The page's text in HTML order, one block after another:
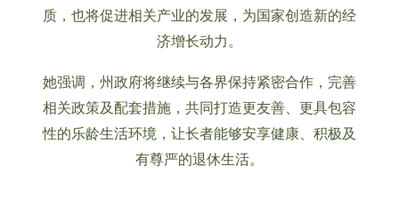
质，也将促进相关产业的发展，为国家创造新的经
济增长动力。
她强调，州政府将继续与各界保持紧密合作，完善
相关政策及配套措施，共同打造更友善、更具包容
性的乐龄生活环境，让长者能够安享健康、积极及
有尊严的退休生活。